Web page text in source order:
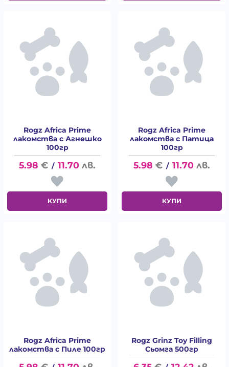
Rogz Africa Prime
лакомства с Агнешко
100гр
5.98 € / 11.70 лв.
КУПИ
Rogz Africa Prime
лакомства с Патица
100гр
5.98 € / 11.70 лв.
КУПИ
Rogz Africa Prime
лакомства с Пиле 100гр
Rogz Grinz Toy Filling
Сьомга 500гр